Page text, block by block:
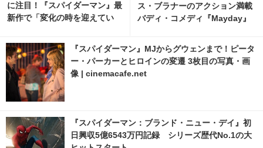
に注目！『スパイダーマン』最
新作で「変化の時を迎えてい
ス・ブラナーのアクション満載
バディ・コメディ『Mayday』
『スパイダーマン』MJからグウェンまで！ピータ
ー・パーカーとヒロインの変遷 3枚目の写真・画
像 | cinemacafe.net
『スパイダーマン：ブランド・ニュー・デイ』初
日興収5億6543万円記録 シリーズ歴代No.1の大